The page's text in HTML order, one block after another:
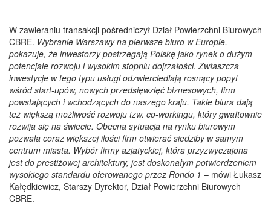
W zawieraniu transakcji pośredniczył Dział Powierzchni Biurowych
CBRE. Wybranie Warszawy na pierwsze biuro w Europie,
pokazuje, że inwestorzy postrzegają Polskę jako rynek o dużym
potencjale rozwoju i wysokim stopniu dojrzałości. Zwłaszcza
inwestycje w tego typu usługi odzwierciedlają rosnący popyt
wśród start-upów, nowych przedsięwzięć biznesowych, firm
powstających i wchodzących do naszego kraju. Takie biura dają
też większą możliwość rozwoju tzw. co-workingu, który gwałtownie
rozwija się na świecie. Obecna sytuacja na rynku biurowym
pozwala coraz większej ilości firm otwierać siedziby w samym
centrum miasta. Wybór firmy azjatyckiej, która przyzwyczajona
jest do prestiżowej architektury, jest doskonałym potwierdzeniem
wysokiego standardu oferowanego przez Rondo 1 – mówi Łukasz
Kałędkiewicz, Starszy Dyrektor, Dział Powierzchni Biurowych
CBRE.